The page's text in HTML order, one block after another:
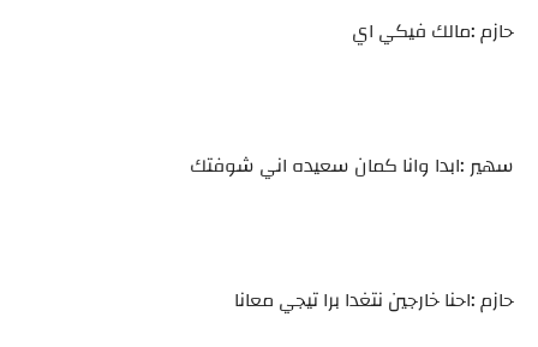
حازم :مالك فيكي اي
سهير :ابدا وانا كمان سعيده اني شوفتك
حازم :احنا خارجين نتغدا برا تيجي معانا